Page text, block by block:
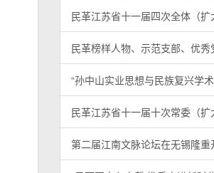
民革江苏省十一届四次全体（扩
民革榜样人物、示范支部、优秀
“孙中山实业思想与民族复兴学
民革江苏省十一届十次常委（扩
第二届江南文脉论坛在无锡隆重